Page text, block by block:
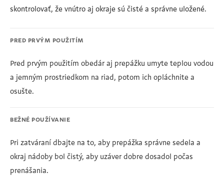
skontrolovať, že vnútro aj okraje sú čisté a správne uložené.
PRED PRVÝM POUŽITÍM
Pred prvým použitím obedár aj prepážku umyte teplou vodou
a jemným prostriedkom na riad, potom ich opláchnite a
osušte.
BEŽNÉ POUŽÍVANIE
Pri zatváraní dbajte na to, aby prepážka správne sedela a
okraj nádoby bol čistý, aby uzáver dobre dosadol počas
prenášania.